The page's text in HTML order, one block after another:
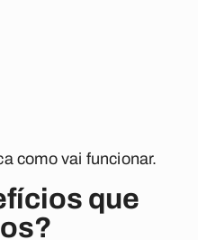
como vai funcionar.
que